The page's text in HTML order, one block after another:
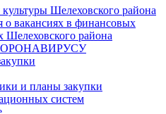
Шелеховского района
вакансиях в финансовых
Шелеховского района
и планы закупки
систем